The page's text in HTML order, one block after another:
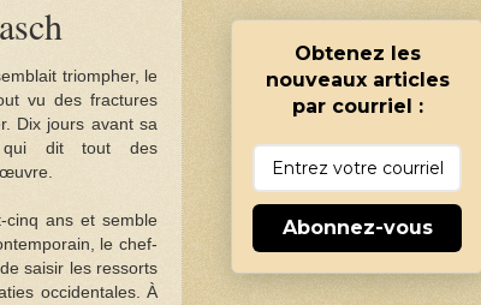
triompher, le
vu des fractures
Dix jours avant sa
qui dit tout des
cinq ans et semble
le chef-
saisir les ressorts
occidentales. À
Obtenez les
nouveaux articles
par courriel :
Abonnez-vous